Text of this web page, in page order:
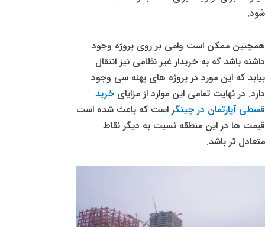
شود.
همچنین ممکن است وامی بر روی پروژه وجود
داشته باشد که به خریدار غیر نظامی نیز انتقال
بیابد که این مورد در پروژه های پهنه سی وجود
دارد. در نهایت تمامی این موارد از مزایای خرید
قسطی آپارتمان در چیتگر است که باعث شده است
قیمت ها در این منطقه نسبت به دیگر نقاط
متعادل تر باشد.